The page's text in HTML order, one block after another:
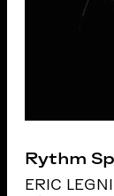
Rythm
ERIC